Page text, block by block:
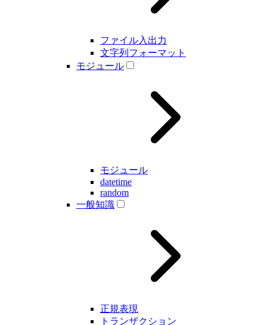
ファイル入出力
文字列フォーマット
モジュール
モジュール
datetime
random
一般知識
正規表現
トランザクション